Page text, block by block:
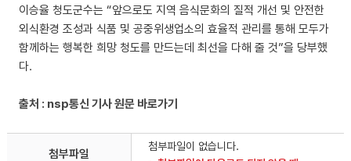
이승율 청도군수는 “앞으로도 지역 음식문화의 질적 개선 및 안전한
외식환경 조성과 식품 및 공중위생업소의 효율적 관리를 통해 모두가
함께하는 행복한 희망 청도를 만드는데 최선을 다해 줄 것”을 당부했
다.
출처 : nsp통신 기사 원문 바로가기
첨부파일
첨부파일이 없습니다.